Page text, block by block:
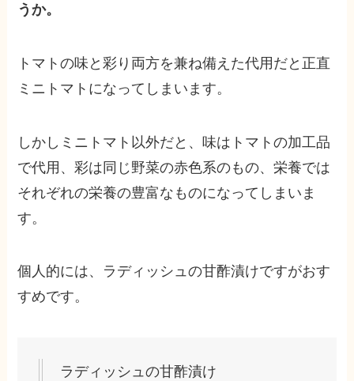
うか。
トマトの味と彩り両方を兼ね備えた代用だと正直
ミニトマトになってしまいます。
しかしミニトマト以外だと、味はトマトの加工品
で代用、彩は同じ野菜の赤色系のもの、栄養では
それぞれの栄養の豊富なものになってしまいま
す。
個人的には、ラディッシュの甘酢漬けですがおす
すめです。
ラディッシュの甘酢漬け